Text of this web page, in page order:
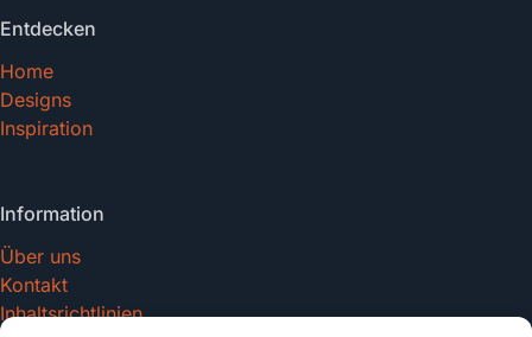
Entdecken
Home
Designs
Inspiration
Information
Über uns
Kontakt
Inhaltsrichtlinien